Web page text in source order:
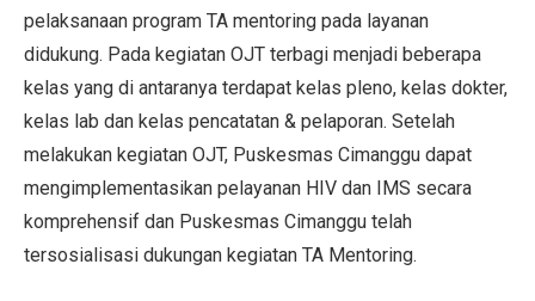
pelaksanaan program TA mentoring pada layanan
didukung. Pada kegiatan OJT terbagi menjadi beberapa
kelas yang di antaranya terdapat kelas pleno, kelas dokter,
kelas lab dan kelas pencatatan & pelaporan. Setelah
melakukan kegiatan OJT, Puskesmas Cimanggu dapat
mengimplementasikan pelayanan HIV dan IMS secara
komprehensif dan Puskesmas Cimanggu telah
tersosialisasi dukungan kegiatan TA Mentoring.